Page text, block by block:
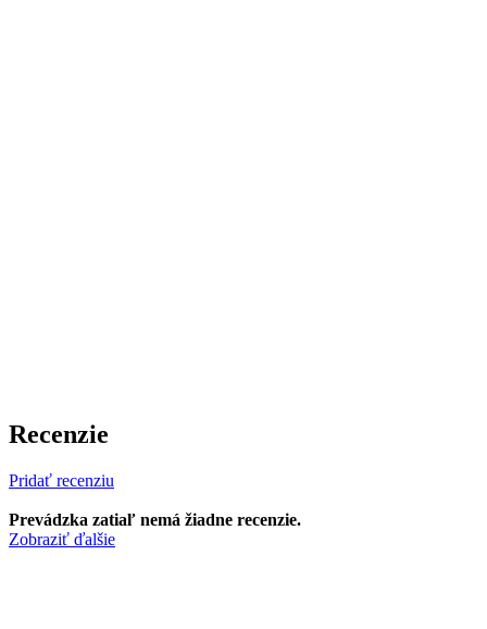
Recenzie
Pridať recenziu
Prevádzka zatiaľ nemá žiadne recenzie.
Zobraziť ďalšie